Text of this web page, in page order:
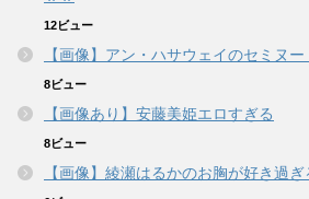
12ビュー
【画像】アン・ハサウェイのセミヌ
8ビュー
【画像あり】安藤美姫エロすぎる
8ビュー
【画像】綾瀬はるかのお胸が好き過ぎ